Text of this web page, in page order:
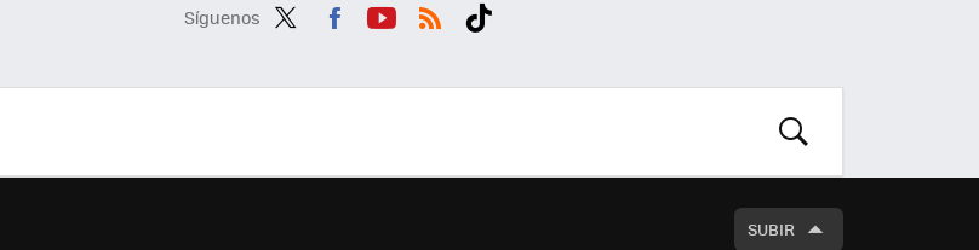
Síguenos
ter
ebo tub
ok
BUSCAR
SUBIR